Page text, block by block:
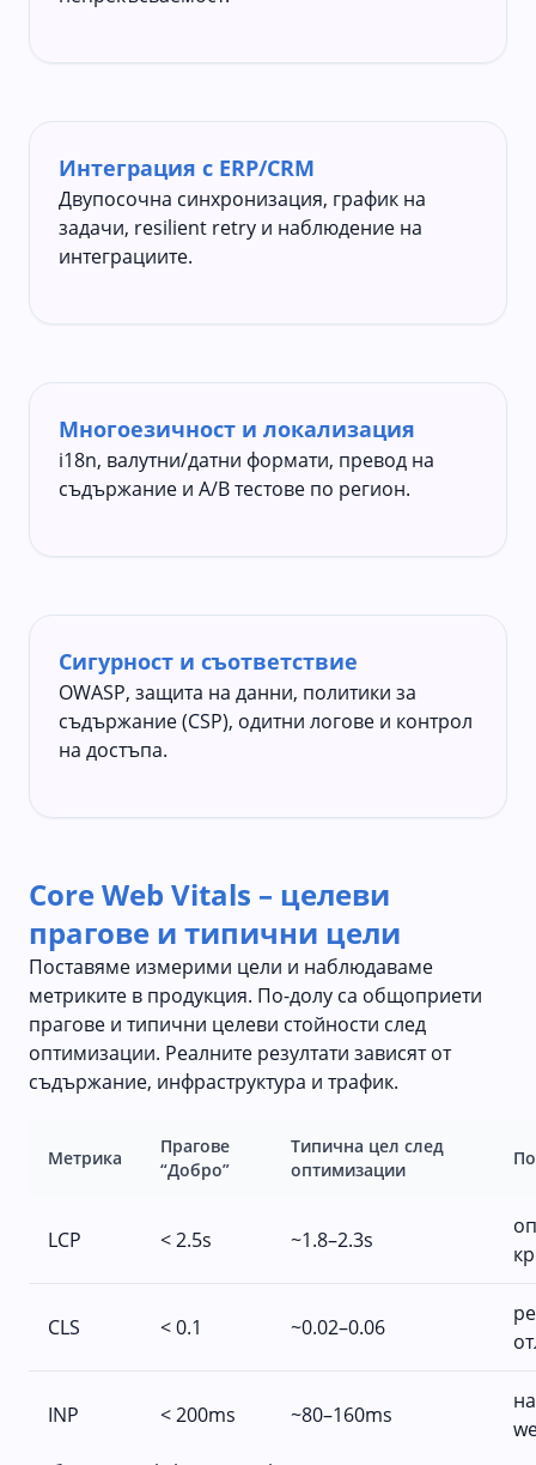
Интеграция с ERP/CRM
Двупосочна синхронизация, график на
задачи, resilient retry и наблюдение на
интеграциите.
Многоезичност и локализация
i18n, валутни/датни формати, превод на
съдържание и A/B тестове по регион.
Сигурност и съответствие
OWASP, защита на данни, политики за
съдържание (CSP), одитни логове и контрол
на достъпа.
Core Web Vitals – целеви
прагове и типични цели
Поставяме измерими цели и наблюдаваме
метриките в продукция. По-долу са общоприети
прагове и типични целеви стойности след
оптимизации. Реалните резултати зависят от
съдържание, инфраструктура и трафик.
Метрика
Прагове
“Добро”
Типична цел след
оптимизации
LCP < 2.5s ~1.8–2.3s
CLS < 0.1 ~0.02–0.06
INP < 200ms ~80–160ms